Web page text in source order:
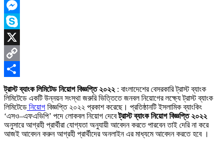
LinkedIn
Messenger
Skype
X
Copy
Link
Share
ট্রাস্ট ব্যাংক লিমিটেড নিয়োগ বিজ্ঞপ্তি ২০২২ : বাংলাদেশের বেসরকারি ট্রাস্ট ব্যাংক
লিমিটেডে একটি উন্নয়ন সংস্থা জরুরি ভিত্তিতে জনবল নিয়োগের লক্ষ্যে ট্রাস্ট ব্যাংক
লিমিটেডে নিয়োগ বিজ্ঞপ্তি ২০২২ প্রকাশ করেছে। প্রতিষ্ঠানটি ইসলামিক ব্যাংকিং
‘এসও–এফএভিপি’ পদে লোকবল নিয়োগ দেবেট্রাস্ট ব্যাংক নিয়োগ বিজ্ঞপ্তি ২০২২
অনুসারে আগ্রহী প্রার্থীরা যোগ্যতা অনুযায়ী আবেদন করতে পারবেন তাই দেরি না করে
আজই আবেদন করুন আগ্রহী প্রার্থীদের অনলাইন এর মাধ্যমে আবেদন করতে হবে ।